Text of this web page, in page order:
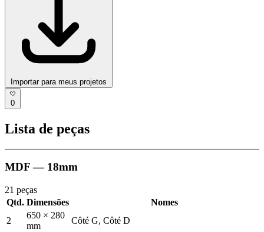
Importar para meus projetos
0
Lista de peças
MDF — 18mm
21 peças
Qtd. Dimensões
Nomes
2
650 × 280
mm
Côté G, Côté D